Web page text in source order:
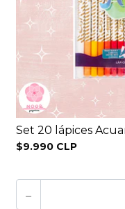
Set 20 lápices
$9.990 CLP
-